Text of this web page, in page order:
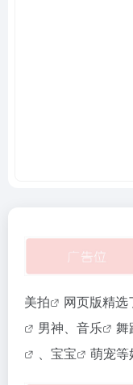
美拍 网页版精选
男神、 音乐 舞
宝宝 萌宠等